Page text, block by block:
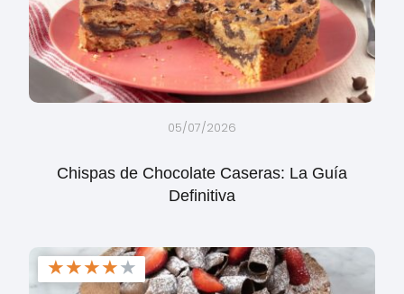
05/07/2026
Chispas de Chocolate Caseras: La Guía
Definitiva
★★★★★